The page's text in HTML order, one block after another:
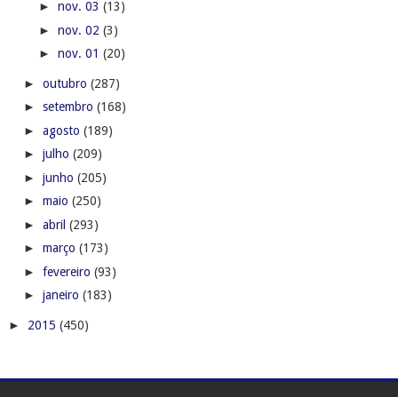
► nov. 03 (13)
► nov. 02 (3)
► nov. 01 (20)
► outubro (287)
► setembro (168)
► agosto (189)
► julho (209)
► junho (205)
► maio (250)
► abril (293)
► março (173)
► fevereiro (93)
► janeiro (183)
► 2015 (450)